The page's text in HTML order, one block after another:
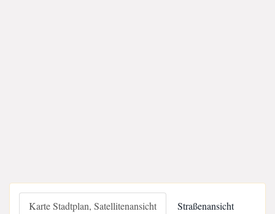
Karte Stadtplan, Satellitenansicht Straßenansicht